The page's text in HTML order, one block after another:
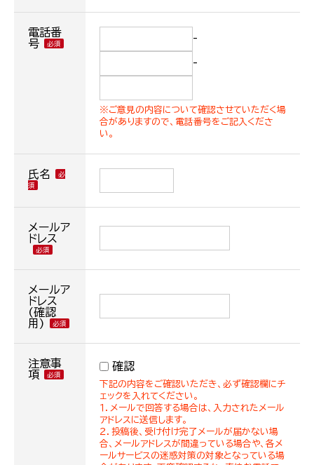
電話番
号
-
-
※ご意見の内容について確認させていただく場
合がありますので、電話番号をご記入くださ
い。
氏名
メールア
ドレス
メールア
ドレス
(確認
用)
注意事
項
確認
下記の内容をご確認いただき、必ず確認欄にチ
ェックを入れてください。
１．メールで回答する場合は、入力されたメール
アドレスに送信します。
２．投稿後、受け付け完了メールが届かない場
合、メールアドレスが間違っている場合や、各メ
ールサービスの迷惑対策の対象となっている場